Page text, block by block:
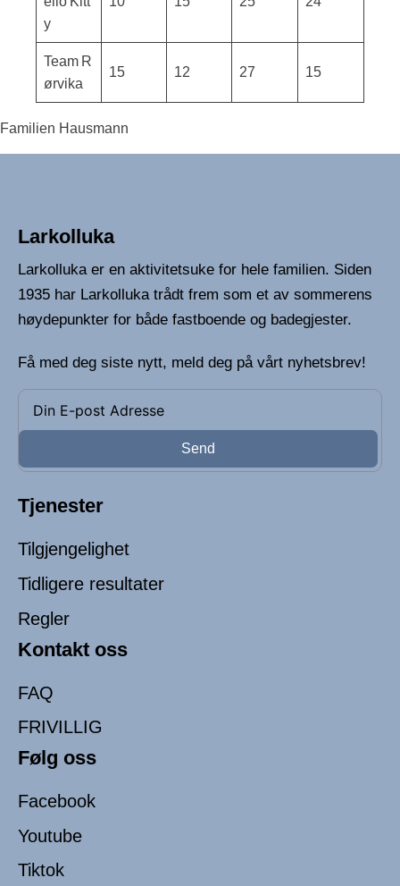
y
Team R
ørvika
15 12 27 15
Familien Hausmann
Larkolluka
Larkolluka er en aktivitetsuke for hele familien. Siden
1935 har Larkolluka trådt frem som et av sommerens
høydepunkter for både fastboende og badegjester.
Få med deg siste nytt, meld deg på vårt nyhetsbrev!
Send
Tjenester
Tilgjengelighet
Tidligere resultater
Regler
Kontakt oss
FAQ
FRIVILLIG
Følg oss
Facebook
Youtube
Tiktok